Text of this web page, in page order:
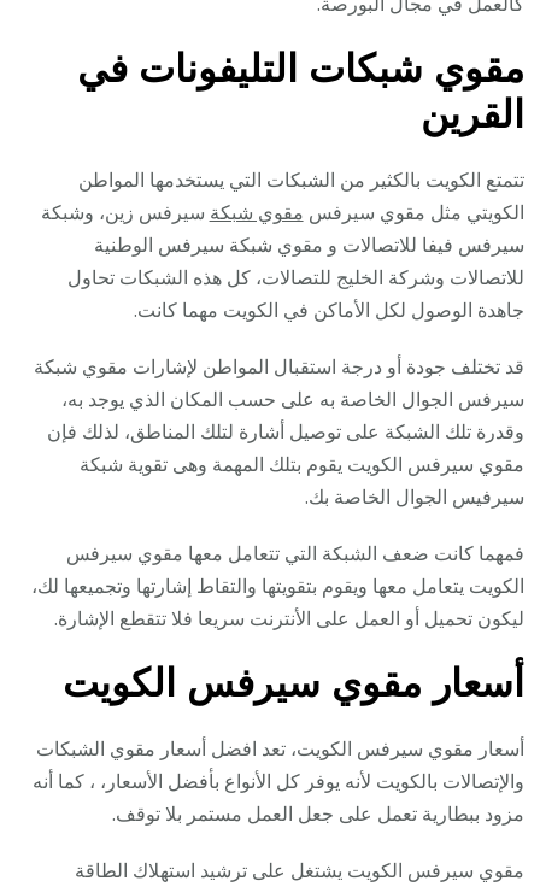
مقوي شبكات التليفونات في
القرين
تتمتع الكويت بالكثير من الشبكات التي يستخدمها المواطن
الكويتي مثل مقوي سيرفس مقوي شبكة سيرفس زين، وشبكة
سيرفس فيفا للاتصالات و مقوي شبكة سيرفس الوطنية
للاتصالات وشركة الخليج للتصالات، كل هذه الشبكات تحاول
جاهدة الوصول لكل الأماكن في الكويت مهما كانت.
قد تختلف جودة أو درجة استقبال المواطن لإشارات مقوي شبكة
سيرفس الجوال الخاصة به على حسب المكان الذي يوجد به،
وقدرة تلك الشبكة على توصيل أشارة لتلك المناطق، لذلك فإن
مقوي سيرفس الكويت يقوم بتلك المهمة وهى تقوية شبكة
سيرفيس الجوال الخاصة بك.
فمهما كانت ضعف الشبكة التي تتعامل معها مقوي سيرفس
الكويت يتعامل معها ويقوم بتقويتها والتقاط إشارتها وتجميعها لك،
ليكون تحميل أو العمل على الأنترنت سريعا فلا تتقطع الإشارة.
أسعار مقوي سيرفس الكويت
أسعار مقوي سيرفس الكويت، تعد افضل أسعار مقوي الشبكات
والإتصالات بالكويت لأنه يوفر كل الأنواع بأفضل الأسعار، ، كما أنه
مزود ببطارية تعمل على جعل العمل مستمر بلا توقف.
مقوي سيرفس الكويت يشتغل على ترشيد استهلاك الطاقة